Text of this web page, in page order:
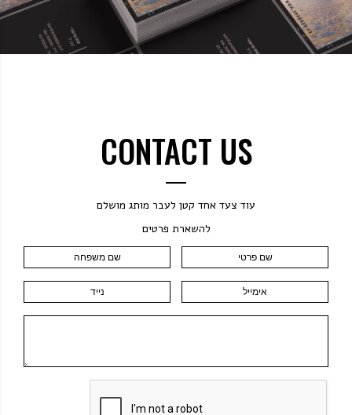
CONTACT US
עוד צעד אחד קטן לעבר מותג מושלם
להשארת פרטים